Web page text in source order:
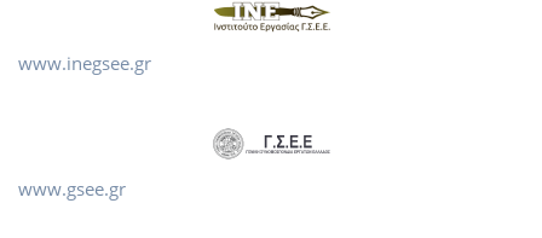
www.inegsee.gr
www.gsee.gr